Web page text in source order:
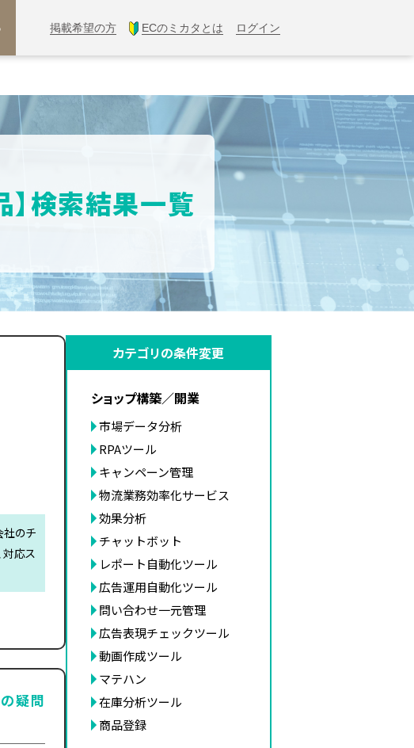
掲載希望の方 ECのミカタとは ログイン
】検索結果一覧
社のチ
対応ス
疑問
カテゴリの条件変更
ショップ構築／開業
市場データ分析
RPAツール
キャンペーン管理
物流業務効率化サービス
効果分析
チャットボット
レポート自動化ツール
広告運用自動化ツール
問い合わせ一元管理
広告表現チェックツール
動画作成ツール
マテハン
在庫分析ツール
商品登録